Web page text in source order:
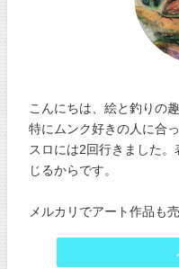
こんにちは、絵と釣りの
特にムンク好きの人に合
スロには2回行きました
じるからです。
メルカリでアート作品も